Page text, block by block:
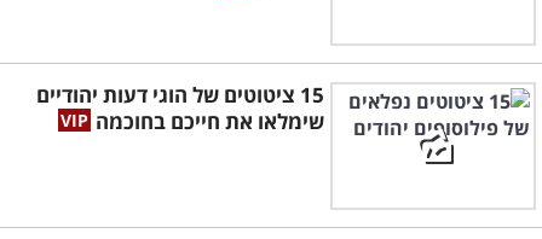
15 ציטוטים של הוגי דעות יהודיים
שימלאו את חייכם בחוכמה